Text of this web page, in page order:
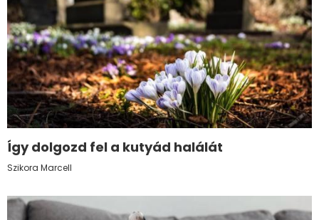
Így dolgozd fel a kutyád halálát
Szikora Marcell